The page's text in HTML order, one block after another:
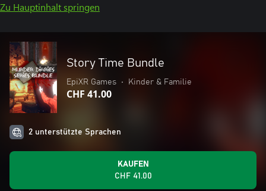
Zu Hauptinhalt springen
Story Time Bundle
EpiXR Games • Kinder & Familie
CHF 41.00
2 unterstützte Sprachen
KAUFEN
CHF 41.00